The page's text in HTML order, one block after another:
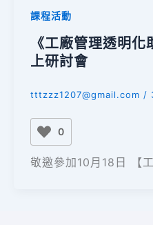
課程活動
《工廠管理透明
上研討會
tttzzz1207@gmail.com /
0
敬邀參加10月18日 【